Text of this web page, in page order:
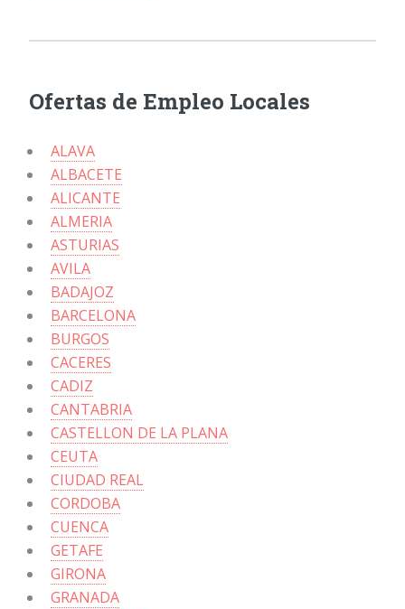
Ofertas de Empleo Locales
ALAVA
ALBACETE
ALICANTE
ALMERIA
ASTURIAS
AVILA
BADAJOZ
BARCELONA
BURGOS
CACERES
CADIZ
CANTABRIA
CASTELLON DE LA PLANA
CEUTA
CIUDAD REAL
CORDOBA
CUENCA
GETAFE
GIRONA
GRANADA